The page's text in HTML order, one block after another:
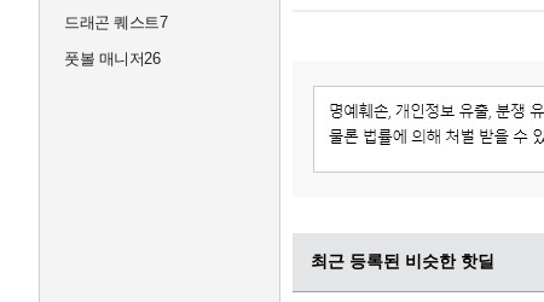
드래곤 퀘스트7
풋볼 매니저26
최근 등록된 비슷한 핫딜